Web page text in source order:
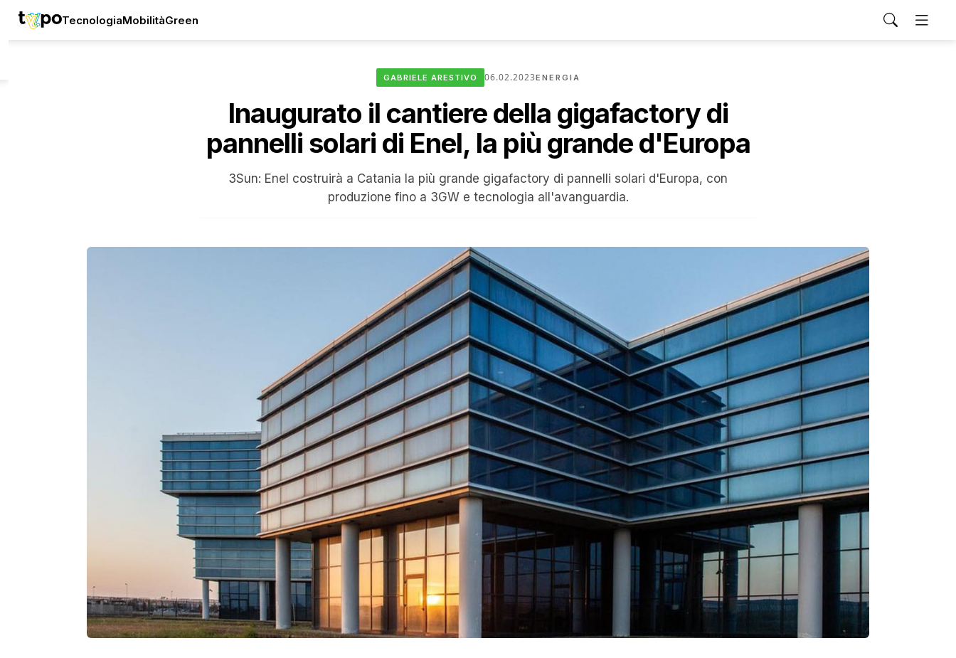
TecnologiaMobilitàGreen
GABRIELE ARESTIVO 06.02.2023ENERGIA
Inaugurato il cantiere della gigafactory di
pannelli solari di Enel, la più grande d'Europa
3Sun: Enel costruirà a Catania la più grande gigafactory di pannelli solari d'Europa, con
produzione fino a 3GW e tecnologia all'avanguardia.